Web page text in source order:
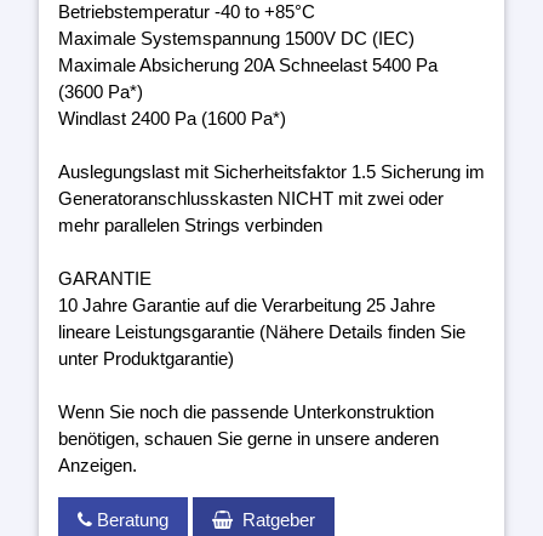
Betriebstemperatur -40 to +85°C
Maximale Systemspannung 1500V DC (IEC)
Maximale Absicherung 20A Schneelast 5400 Pa
(3600 Pa*)
Windlast 2400 Pa (1600 Pa*)
Auslegungslast mit Sicherheitsfaktor 1.5 Sicherung im
Generatoranschlusskasten NICHT mit zwei oder
mehr parallelen Strings verbinden
GARANTIE
10 Jahre Garantie auf die Verarbeitung 25 Jahre
lineare Leistungsgarantie (Nähere Details finden Sie
unter Produktgarantie)
Wenn Sie noch die passende Unterkonstruktion
benötigen, schauen Sie gerne in unsere anderen
Anzeigen.
Beratung Ratgeber